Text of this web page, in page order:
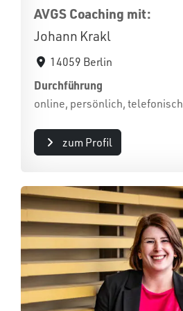
AVGS Coaching mit:
Johann Krakl
14059 Berlin
Durchführung
online, persönlich, telefonisch
zum Profil